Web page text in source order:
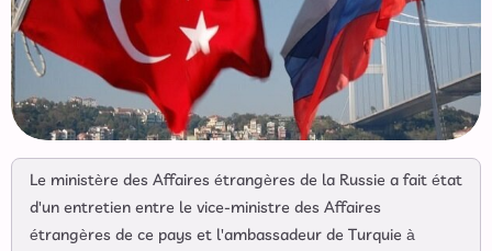
Le ministère des Affaires étrangères de la Russie a fait état
d'un entretien entre le vice-ministre des Affaires
étrangères de ce pays et l'ambassadeur de Turquie à